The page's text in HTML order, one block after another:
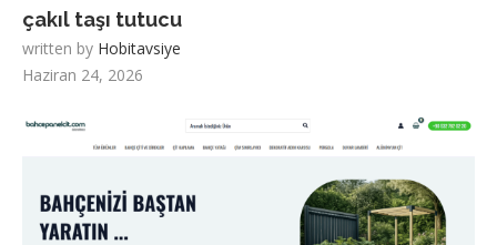
çakıl taşı tutucu
written by Hobitavsiye
Haziran 24, 2026